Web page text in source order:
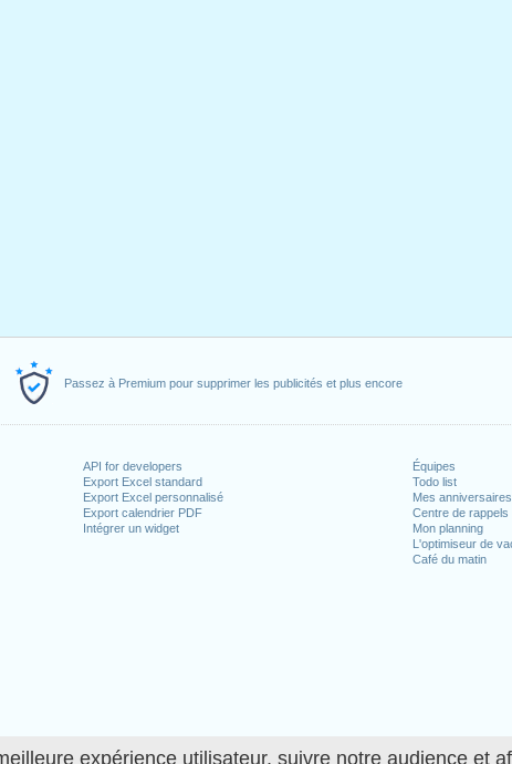
expérience utilisateur, suivre notre audience et
Passez à Premium pour supprimer les publicités et plus encore
API for developers
Export Excel standard
Export Excel personnalisé
Export calendrier PDF
Intégrer un widget
Équipes
Todo list
Mes anniversaires
Centre de rappels
Mon planning
L'optimiseur de
Café du matin